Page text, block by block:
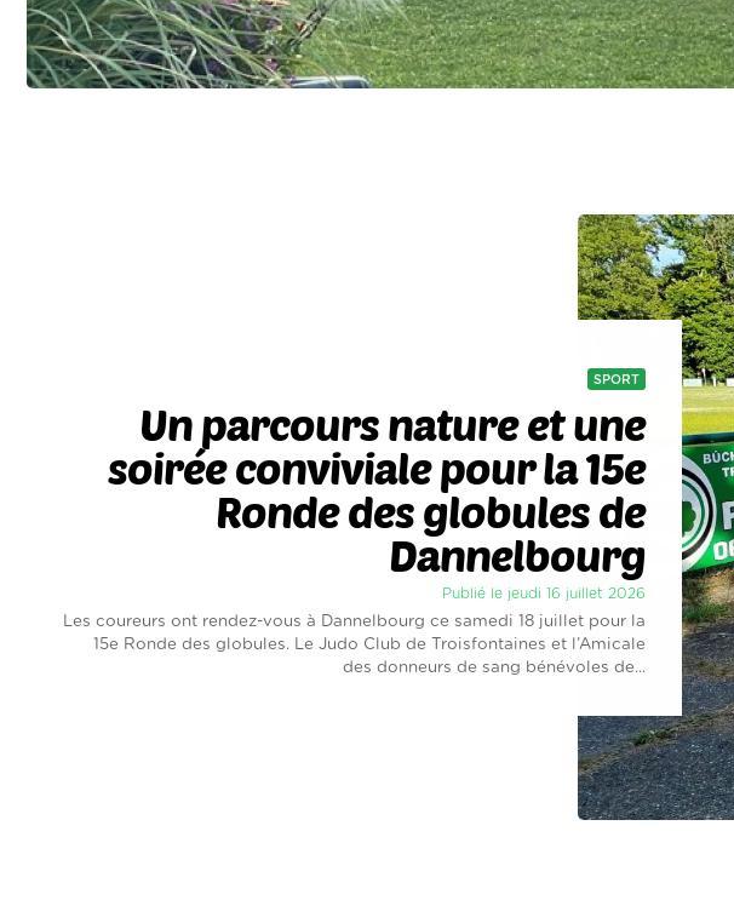
SPORT
Un parcours nature et une
soirée conviviale pour la 15e
Ronde des globules de
Dannelbourg
Publié le jeudi 16 juillet 2026
Les coureurs ont rendez-vous à Dannelbourg ce samedi 18 juillet pour la
15e Ronde des globules. Le Judo Club de Troisfontaines et l’Amicale
des donneurs de sang bénévoles de...